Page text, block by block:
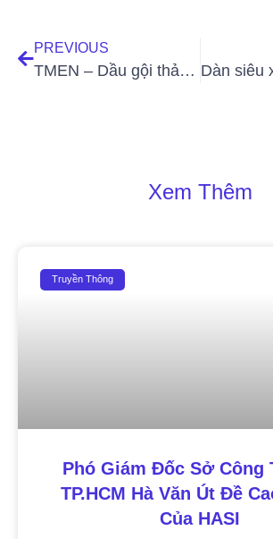
PREVIOUS
TMEN – Dầu gội thảo dược sạch gàu và giảm gãy rụng tóc cho nam giới
Xem Thêm
Truyền Thông
Phó Giám Đốc Sở Công
TP.HCM Hà Văn Út Đề
Của HASI